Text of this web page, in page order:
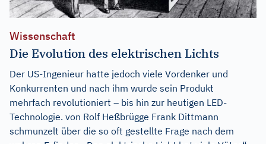
Wissenschaft
Die Evolution des elektrischen Lichts
Der US-Ingenieur hatte jedoch viele Vordenker und
Konkurrenten und nach ihm wurde sein Produkt
mehrfach revolutioniert – bis hin zur heutigen LED-
Technologie. von Rolf Heßbrügge Frank Dittmann
schmunzelt über die so oft gestellte Frage nach dem